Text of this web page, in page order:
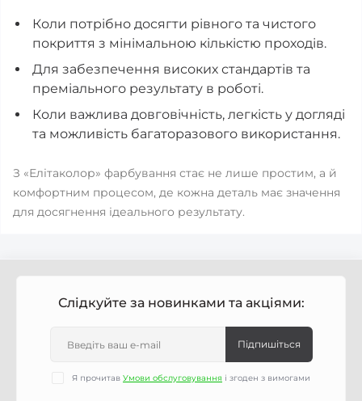
Коли потрібно досягти рівного та чистого
покриття з мінімальною кількістю проходів.
Для забезпечення високих стандартів та
преміального результату в роботі.
Коли важлива довговічність, легкість у догляді
та можливість багаторазового використання.
З «Елітаколор» фарбування стає не лише простим, а й
комфортним процесом, де кожна деталь має значення
для досягнення ідеального результату.
Слідкуйте за новинками та акціями:
Підпишіться
Я прочитав Умови обслуговування і згоден з вимогами